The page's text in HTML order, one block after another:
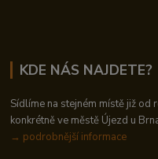
KDE NÁS NAJDETE?
Sídlíme na stejném místě již od
konkrétně ve městě Újezd u
→ podrobnější informace